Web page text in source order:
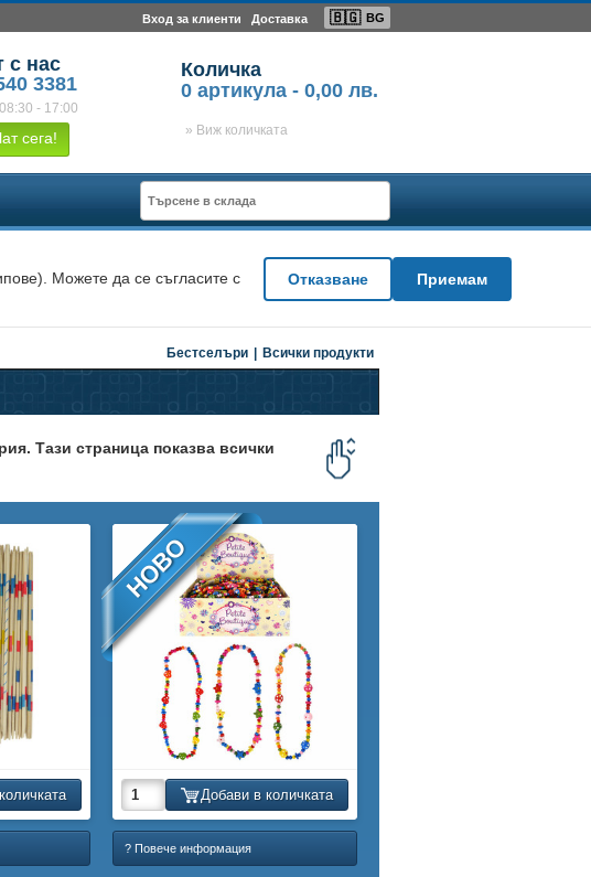
Вход за клиенти Доставка 🇧🇬 BG
с нас
3381
08:30 - 17:00
сега!
Количка
0 артикула - 0,00 лв.
» Виж количката
Можете да се съгласите с
Отказване Приемам
Бестселъри Всички продукти
Тази страница показва всички
НОВО
Добави в количката
? Повече информация